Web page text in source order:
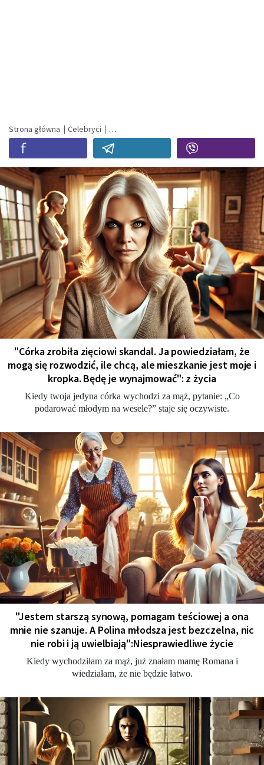
Strona główna Celebryci
"Córka zrobiła zięciowi skandal. Ja powiedziałam, że
mogą się rozwodzić, ile chcą, ale mieszkanie jest moje i
kropka. Będę je wynajmować": z życia
Kiedy twoja jedyna córka wychodzi za mąż, pytanie: „Co
podarować młodym na wesele?” staje się oczywiste.
"Jestem starszą synową, pomagam teściowej a ona
mnie nie szanuje. A Polina młodsza jest bezczelna, nic
nie robi i ją uwielbiają":Niesprawiedliwe życie
Kiedy wychodziłam za mąż, już znałam mamę Romana i
wiedziałam, że nie będzie łatwo.